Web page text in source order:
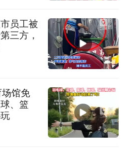
遗传承人现场示范教学，
统手艺；各类非遗美食香
驻足品尝。师生们在互动
魅力，感悟非遗传承人坚
、高潮不断。气势磅礴的
员工被
三方，
馆免
、篮